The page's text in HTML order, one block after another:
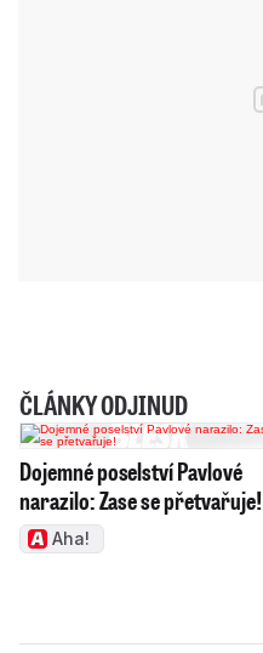
ČLÁNKY ODJINUD
Dojemné poselství Pavlové
narazilo: Zase se přetvařuje!
Aha!